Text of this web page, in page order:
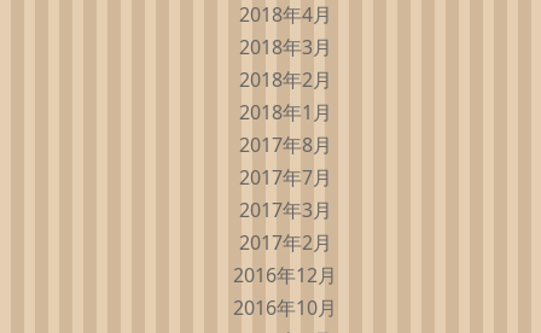
2018年4月
2018年3月
2018年2月
2018年1月
2017年8月
2017年7月
2017年3月
2017年2月
2016年12月
2016年10月